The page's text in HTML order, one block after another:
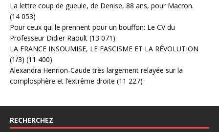
La lettre coup de gueule, de Denise, 88 ans, pour Macron.
(14 053)
Pour ceux qui le prennent pour un bouffon: Le CV du
Professeur Didier Raoult (13 071)
LA FRANCE INSOUMISE, LE FASCISME ET LA RÉVOLUTION
(1/3) (11 400)
Alexandra Henrion-Caude très largement relayée sur la
complosphère et l’extrême droite (11 227)
RECHERCHEZ